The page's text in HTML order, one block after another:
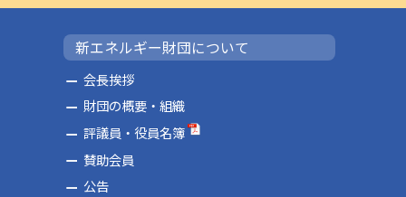
新エネルギー財団について
会長挨拶
財団の概要・組織
評議員・役員名簿
賛助会員
公告